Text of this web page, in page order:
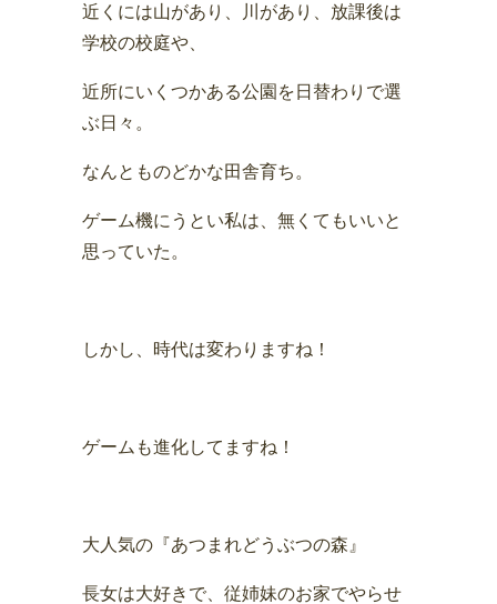
近くには山があり、川があり、放課後は
学校の校庭や、
近所にいくつかある公園を日替わりで選
ぶ日々。
なんとものどかな田舎育ち。
ゲーム機にうとい私は、無くてもいいと
思っていた。
しかし、時代は変わりますね！
ゲームも進化してますね！
大人気の『あつまれどうぶつの森』
長女は大好きで、従姉妹のお家でやらせ